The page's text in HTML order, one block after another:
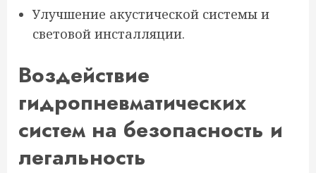
Улучшение акустической системы и
световой инсталляции.
Воздействие
гидропневматических
систем на безопасность и
легальность